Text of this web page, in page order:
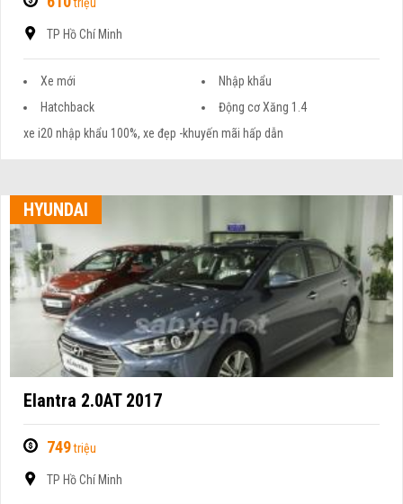
TP Hồ Chí Minh
Xe mới
Nhập khẩu
Hatchback
Động cơ Xăng 1.4
xe i20 nhập khẩu 100%, xe đẹp -khuyến mãi hấp dẫn
HYUNDAI
Elantra 2.0AT 2017
749triệu
TP Hồ Chí Minh